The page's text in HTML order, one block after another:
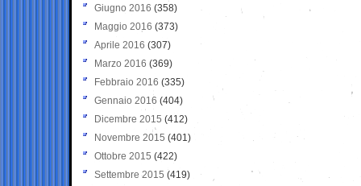
Giugno 2016 (358)
Maggio 2016 (373)
Aprile 2016 (307)
Marzo 2016 (369)
Febbraio 2016 (335)
Gennaio 2016 (404)
Dicembre 2015 (412)
Novembre 2015 (401)
Ottobre 2015 (422)
Settembre 2015 (419)